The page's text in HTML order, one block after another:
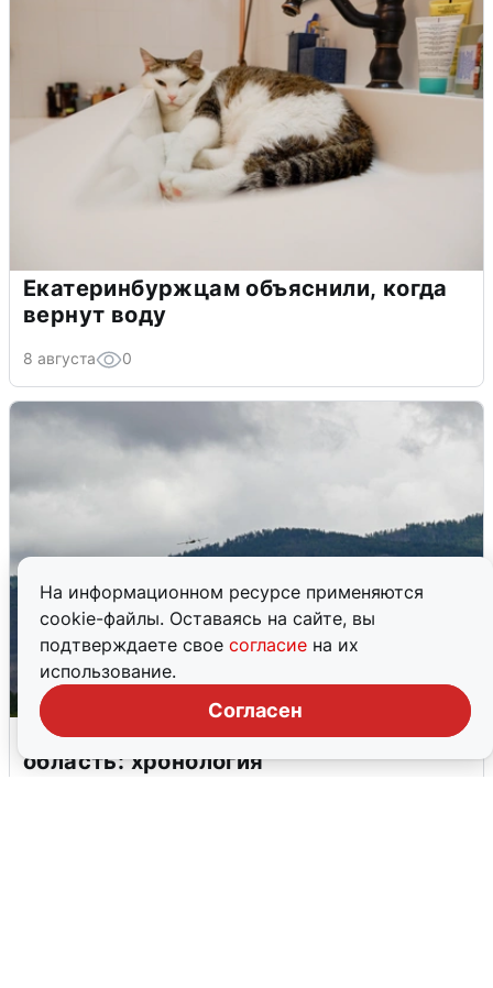
На информационном ресурсе применяются
cookie-файлы. Оставаясь на сайте, вы
подтверждаете свое согласие на их
использование.
Согласен
Екатеринбуржцам объяснили, когда
вернут воду
8 августа 0
Ночная атака БПЛА на Самарскую
область: хронология